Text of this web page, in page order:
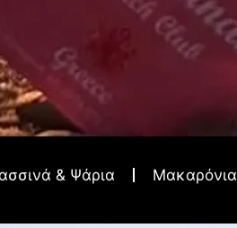
& Ψάρια Μακαρόνια